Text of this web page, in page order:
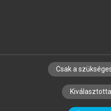
SZERZŐKNEK
SZERKESZTÉSI ÉS
Csak a